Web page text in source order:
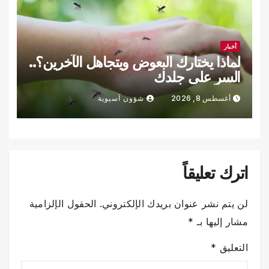
أخبار
لماذا يختارك البعوض ويتجاهل الآخرين؟..
السر على جلدك
أغسطس 8, 2026 شؤون آسيوية
اترك تعليقاً
لن يتم نشر عنوان بريدك الإلكتروني. الحقول الإلزامية
مشار إليها بـ *
التعليق *